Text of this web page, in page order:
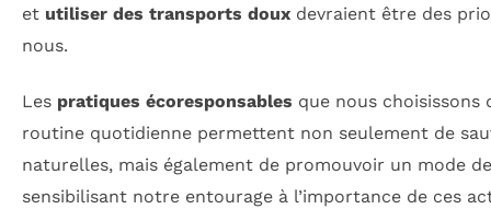
et utiliser des transports doux devraient être des
nous.
Les pratiques écoresponsables que nous choisissons
routine quotidienne permettent non seulement de
naturelles, mais également de promouvoir un mode
sensibilisant notre entourage à l’importance de ces